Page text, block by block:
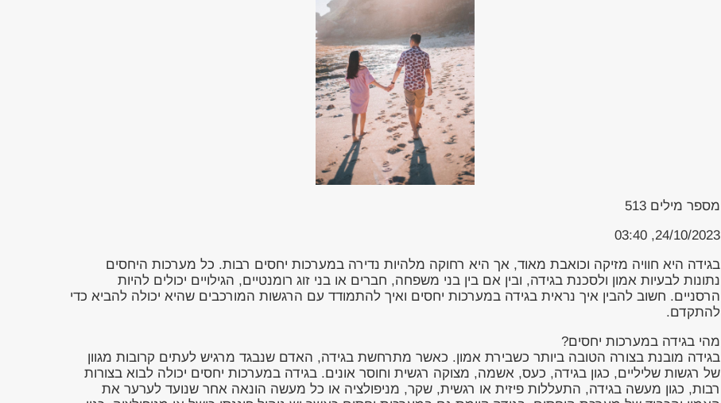
מספר מילים 513
24/10/2023, 03:40
בגידה היא חוויה מזיקה וכואבת מאוד, אך היא רחוקה מלהיות נדירה במערכות יחסים רבות. כל מערכות היחסים
נתונות לבעיות אמון ולסכנת בגידה, ובין אם בין בני משפחה, חברים או בני זוג רומנטיים, הגילויים יכולים להיות
הרסניים. חשוב להבין איך נראית בגידה במערכות יחסים ואיך להתמודד עם הרגשות המורכבים שהיא יכולה להביא כדי
להתקדם.
מהי בגידה במערכות יחסים?
בגידה מובנת בצורה הטובה ביותר כשבירת אמון. כאשר מתרחשת בגידה, האדם שנבגד מרגיש לעתים קרובות מגוון
של רגשות שליליים, כגון בגידה, כעס, אשמה, מצוקה רגשית וחוסר אונים. בגידה במערכות יחסים יכולה לבוא בצורות
רבות, כגון מעשה בגידה, התעללות פיזית או רגשית, שקר, מניפולציה או כל מעשה הונאה אחר שנועד לערער את